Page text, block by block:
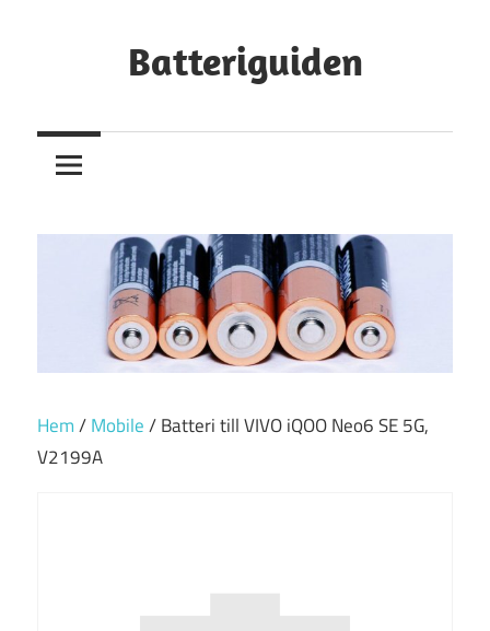
Batteriguiden
Hem/Mobile/ Batteri till VIVO iQOO Neo6 SE 5G,
V2199A